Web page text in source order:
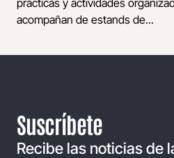
prácticas y actividades
acompañan de estands de...
Suscríbete
Recibe las noticias de